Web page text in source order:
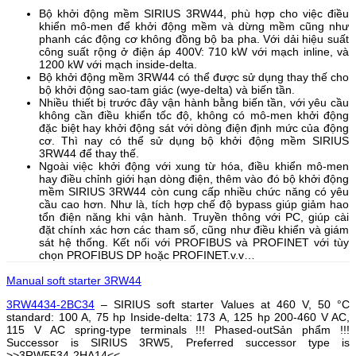
Bộ khởi động mềm SIRIUS 3RW44, phù hợp cho việc điều
khiển mô-men để khởi động mềm và dừng mềm cũng như
phanh các động cơ không đồng bộ ba pha. Với dải hiệu suất
công suất rộng ở điện áp 400V: 710 kW với mạch inline, và
1200 kW với mạch inside-delta.
Bộ khởi động mềm 3RW44 có thể được sử dụng thay thế cho
bộ khởi động sao-tam giác (wye-delta) và biến tần.
Nhiều thiết bị trước đây vận hành bằng biến tần, với yêu cầu
không cần điều khiển tốc độ, không có mô-men khởi động
đặc biệt hay khởi động sát với dòng điện định mức của động
cơ. Thì nay có thể sử dụng bộ khởi động mềm SIRIUS
3RW44 để thay thế.
Ngoài việc khởi động với xung từ hóa, điều khiển mô-men
hay điều chỉnh giới hạn dòng điện, thêm vào đó bộ khởi động
mềm SIRIUS 3RW44 còn cung cấp nhiều chức năng có yêu
cầu cao hơn. Như là, tích hợp chế độ bypass giúp giảm hao
tổn điện năng khi vận hành. Truyền thông với PC, giúp cài
đặt chính xác hơn các tham số, cũng như điều khiển và giám
sát hệ thống. Kết nối với PROFIBUS và PROFINET với tùy
chọn PROFIBUS DP hoặc PROFINET.v.v…
Manual soft starter 3RW44
3RW4434-2BC34 – SIRIUS soft starter Values at 460 V, 50 °C
standard: 100 A, 75 hp Inside-delta: 173 A, 125 hp 200-460 V AC,
115 V AC spring-type terminals !!! Phased-outSản phẩm !!!
Successor is SIRIUS 3RW5, Preferred successor type is